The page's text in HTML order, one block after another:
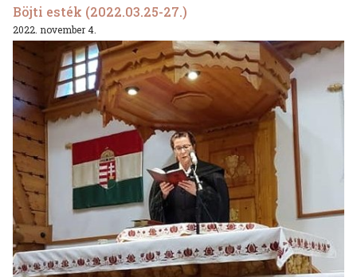
Böjti esték (2022.03.25-27.)
2022. november 4.